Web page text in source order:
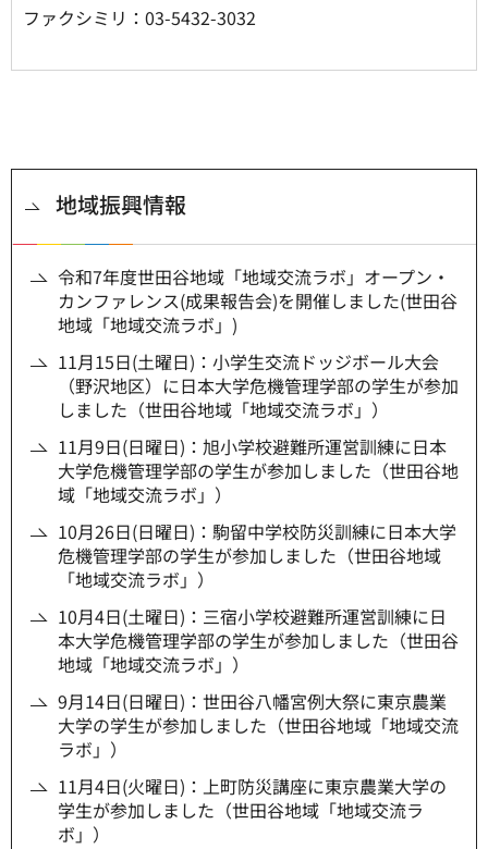
ファクシミリ：03-5432-3032
地域振興情報
令和7年度世田谷地域「地域交流ラボ」オープン・
カンファレンス(成果報告会)を開催しました(世田谷
地域「地域交流ラボ」)
11月15日(土曜日)：小学生交流ドッジボール大会
（野沢地区）に日本大学危機管理学部の学生が参加
しました（世田谷地域「地域交流ラボ」）
11月9日(日曜日)：旭小学校避難所運営訓練に日本
大学危機管理学部の学生が参加しました（世田谷地
域「地域交流ラボ」）
10月26日(日曜日)：駒留中学校防災訓練に日本大学
危機管理学部の学生が参加しました（世田谷地域
「地域交流ラボ」）
10月4日(土曜日)：三宿小学校避難所運営訓練に日
本大学危機管理学部の学生が参加しました（世田谷
地域「地域交流ラボ」）
9月14日(日曜日)：世田谷八幡宮例大祭に東京農業
大学の学生が参加しました（世田谷地域「地域交流
ラボ」）
11月4日(火曜日)：上町防災講座に東京農業大学の
学生が参加しました（世田谷地域「地域交流ラ
ボ」）